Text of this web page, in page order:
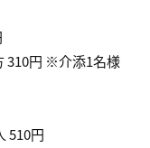
310円 ※介添1名様
510円